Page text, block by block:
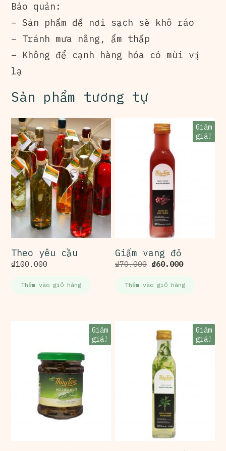
Bảo quản:
– Sản phẩm để nơi sạch sẽ khô ráo
– Tránh mưa nắng, ẩm thấp
– Không để cạnh hàng hóa có mùi vị
lạ
Sản phẩm tương tự
Theo yêu cầu
₫100.000
Thêm vào giỏ hàng
Giảm
giá!
Giấm vang đỏ
₫70.000 ₫60.000
Thêm vào giỏ hàng
Giảm
giá!
Giảm
giá!